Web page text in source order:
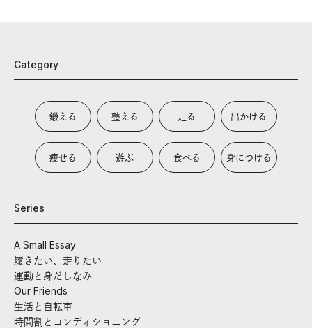
Category
鍛える 整える 走る 出かける
痩せる 遊ぶ 食べる 身につける
Series
A Small Essay
履きたい、走りたい
運動と身だしなみ
Our Friends
生活と自転車
時間割とコンディショニング